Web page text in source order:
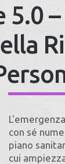
5.0
con sé
piano
cui